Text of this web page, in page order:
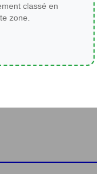
classé en
zone.